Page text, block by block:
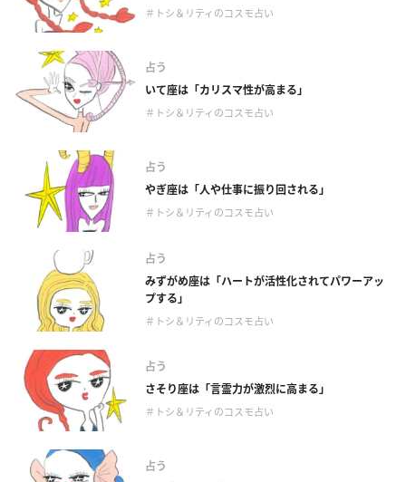
＃トシ＆リティのコスモ占い
占う
いて座は「カリスマ性が高まる」
＃トシ＆リティのコスモ占い
占う
やぎ座は「人や仕事に振り回される」
＃トシ＆リティのコスモ占い
占う
みずがめ座は「ハートが活性化されてパワーアッ
プする」
＃トシ＆リティのコスモ占い
占う
さそり座は「言霊力が激烈に高まる」
＃トシ＆リティのコスモ占い
占う